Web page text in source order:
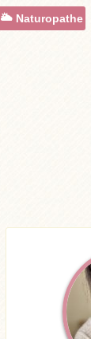
🌥️ Naturopathe